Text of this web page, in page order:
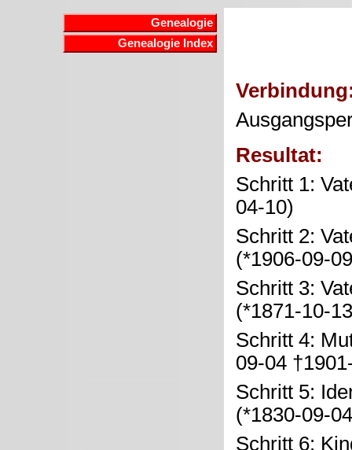
Genealogie
Genealogie Index
Resultat:
Schritt 1:
04-10)
Schritt 2:
(*1906-09-
Schritt 3:
(*1871-10-
Schritt 4:
09-04
Schritt 5:
(*1830-09-
Schritt 6: